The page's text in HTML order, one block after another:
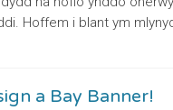
Hoffem i blant ym
a Bay Banner!